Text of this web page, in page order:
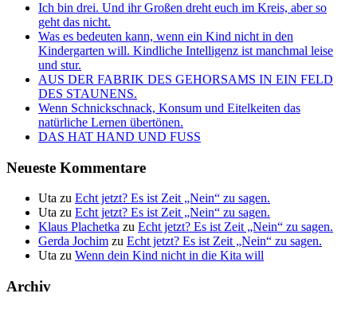
Ich bin drei. Und ihr Großen dreht euch im Kreis, aber so
geht das nicht.
Was es bedeuten kann, wenn ein Kind nicht in den
Kindergarten will. Kindliche Intelligenz ist manchmal leise
und stur.
AUS DER FABRIK DES GEHORSAMS IN EIN FELD
DES STAUNENS.
Wenn Schnickschnack, Konsum und Eitelkeiten das
natürliche Lernen übertönen.
DAS HAT HAND UND FUSS
Neueste Kommentare
Uta zu Echt jetzt? Es ist Zeit „Nein“ zu sagen.
Uta zu Echt jetzt? Es ist Zeit „Nein“ zu sagen.
Klaus Plachetka zu Echt jetzt? Es ist Zeit „Nein“ zu sagen.
Gerda Jochim zu Echt jetzt? Es ist Zeit „Nein“ zu sagen.
Uta zu Wenn dein Kind nicht in die Kita will
Archiv